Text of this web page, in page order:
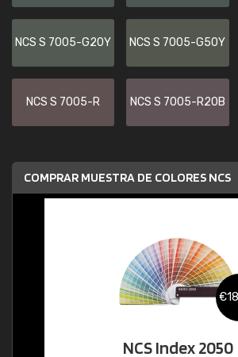
NCS S 7005-G20Y NCS S 7005-G50Y
NCS S 7005-R NCS S 7005-R20B
COMPRAR MUESTRA DE COLORES NCS
NCS Index 2050